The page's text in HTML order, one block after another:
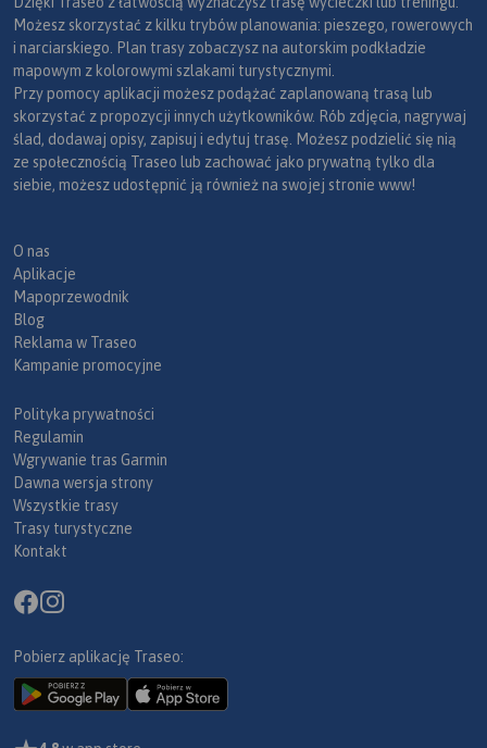
Możesz skorzystać z kilku trybów planowania: pieszego, rowerowych
i narciarskiego. Plan trasy zobaczysz na autorskim podkładzie
mapowym z kolorowymi szlakami turystycznymi.
Przy pomocy aplikacji możesz podążać zaplanowaną trasą lub
skorzystać z propozycji innych użytkowników. Rób zdjęcia, nagrywaj
ślad, dodawaj opisy, zapisuj i edytuj trasę. Możesz podzielić się nią
ze społecznością Traseo lub zachować jako prywatną tylko dla
siebie, możesz udostępnić ją również na swojej stronie www!
O nas
Aplikacje
Mapoprzewodnik
Blog
Reklama w Traseo
Kampanie promocyjne
Polityka prywatności
Regulamin
Wgrywanie tras Garmin
Dawna wersja strony
Wszystkie trasy
Trasy turystyczne
Kontakt
Pobierz aplikację Traseo: